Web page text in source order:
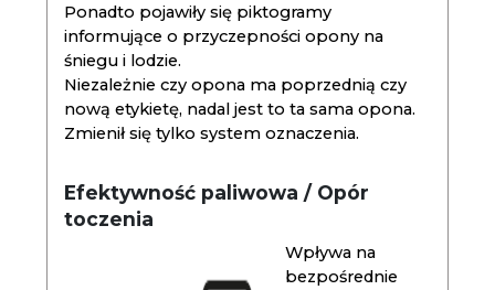
Ponadto pojawiły się piktogramy
informujące o przyczepności opony na
śniegu i lodzie.
Niezależnie czy opona ma poprzednią czy
nową etykietę, nadal jest to ta sama opona.
Zmienił się tylko system oznaczenia.
Efektywność paliwowa / Opór
toczenia
Wpływa na
bezpośrednie